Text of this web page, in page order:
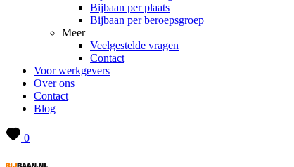
Bijbaan per plaats
Bijbaan per beroepsgroep
Meer
Veelgestelde vragen
Contact
Voor werkgevers
Over ons
Contact
Blog
0